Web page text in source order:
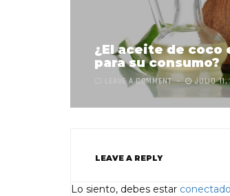
¿El aceite de coco
para su consumo?
LEAVE A COMMENT JULIO 11,
LEAVE A REPLY
Lo siento, debes estar conectado